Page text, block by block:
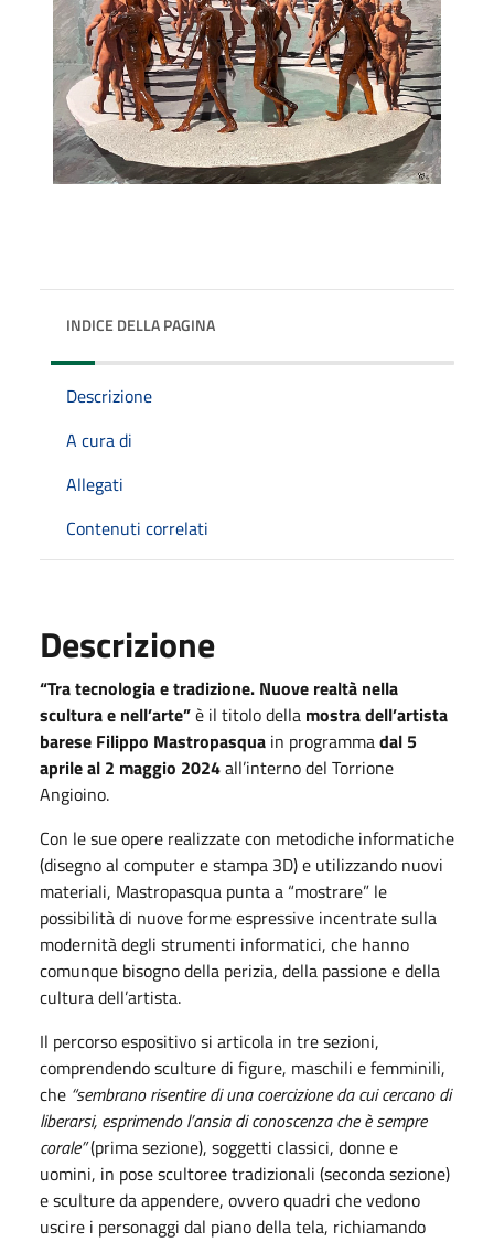
INDICE DELLA PAGINA
Descrizione
A cura di
Allegati
Contenuti correlati
Descrizione
“Tra tecnologia e tradizione. Nuove realtà nella
scultura e nell’arte”è il titolo della mostra dell’artista
barese Filippo Mastropasqua in programmadal 5
aprile al 2 maggio 2024all’interno del Torrione
Angioino.
Con le sue opere realizzate con metodiche informatiche
(disegno al computer e stampa 3D) e utilizzando nuovi
materiali, Mastropasqua punta a “mostrare” le
possibilità di nuove forme espressive incentrate sulla
modernità degli strumenti informatici, che hanno
comunque bisogno della perizia, della passione e della
cultura dell’artista.
Il percorso espositivo si articola in tre sezioni,
comprendendo sculture di figure, maschili e femminili,
che “sembrano risentire di una coercizione da cui cercano di
liberarsi, esprimendo l’ansia di conoscenza che è sempre
corale”(prima sezione), soggetti classici, donne e
uomini, in pose scultoree tradizionali (seconda sezione)
e sculture da appendere, ovvero quadri che vedono
uscire i personaggi dal piano della tela, richiamando